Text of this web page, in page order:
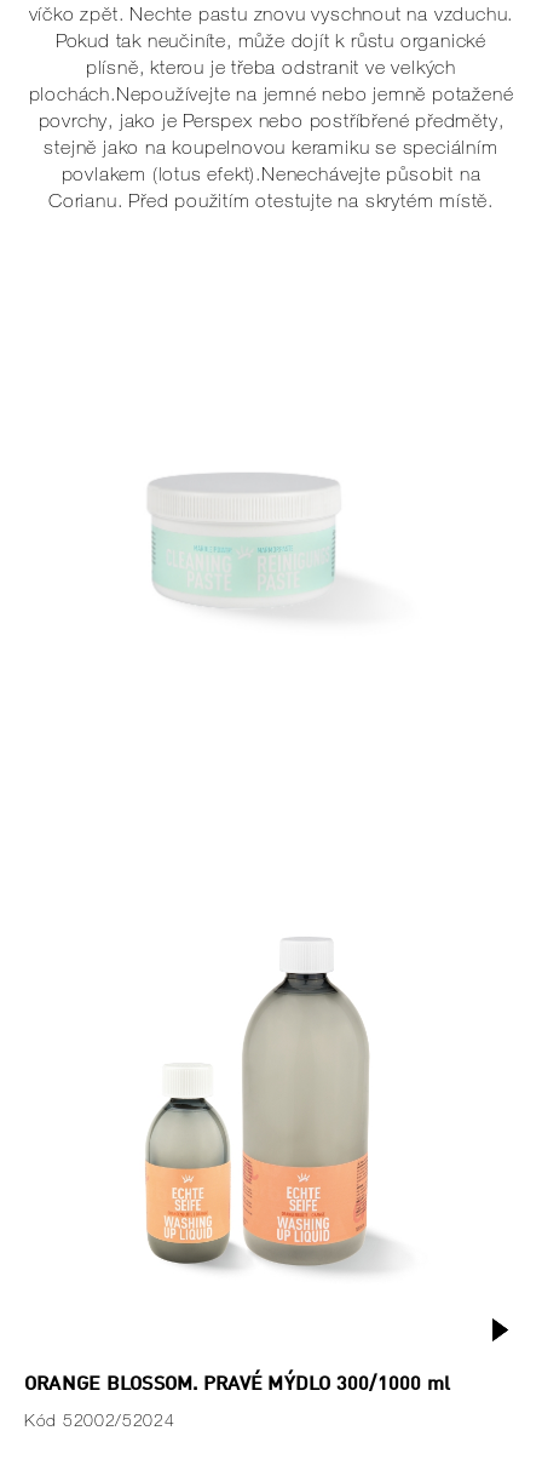
víčko zpět. Nechte pastu znovu vyschnout na vzduchu.
Pokud tak neučiníte, může dojít k růstu organické
plísně, kterou je třeba odstranit ve velkých
plochách.Nepoužívejte na jemné nebo jemně potažené
povrchy, jako je Perspex nebo postříbřené předměty,
stejně jako na koupelnovou keramiku se speciálním
povlakem (lotus efekt).Nenechávejte působit na
Corianu. Před použitím otestujte na skrytém místě.
ORANGE BLOSSOM. PRAVÉ MÝDLO 300/1000 ml
Kód 52002/52024